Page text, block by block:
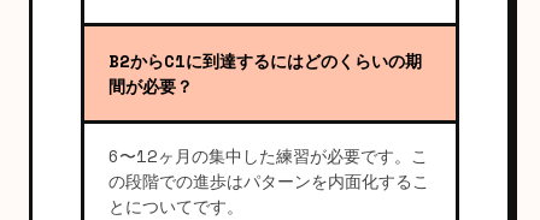
B2からC1に到達するにはどのくらいの期
間が必要？
6〜12ヶ月の集中した練習が必要です。こ
の段階での進歩はパターンを内面化するこ
とについてです。